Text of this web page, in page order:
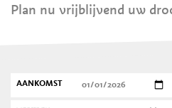
Plan nu vrijblijvend uw
AANKOMST